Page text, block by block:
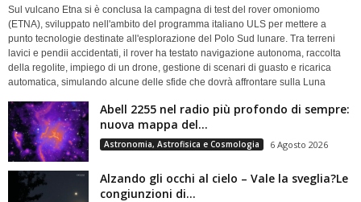
Sul vulcano Etna si è conclusa la campagna di test del rover omoniomo
(ETNA), sviluppato nell'ambito del programma italiano ULS per mettere a
punto tecnologie destinate all'esplorazione del Polo Sud lunare. Tra terreni
lavici e pendii accidentati, il rover ha testato navigazione autonoma, raccolta
della regolite, impiego di un drone, gestione di scenari di guasto e ricarica
automatica, simulando alcune delle sfide che dovrà affrontare sulla Luna
Abell 2255 nel radio più profondo di sempre:
nuova mappa del...
Astronomia, Astrofisica e Cosmologia 6 Agosto 2026
Alzando gli occhi al cielo – Vale la sveglia?Le
congiunzioni di...